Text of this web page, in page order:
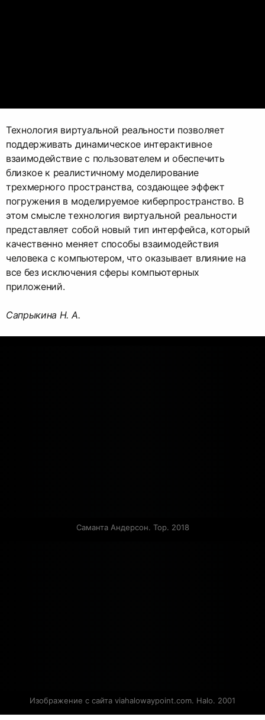
Технология виртуальной реальности позволяет
поддерживать динамическое интерактивное
взаимодействие с пользователем и обеспечить
близкое к реалистичному моделирование
трехмерного пространства, создающее эффект
погружения в моделируемое киберпространство. В
этом смысле технология виртуальной реальности
представляет собой новый тип интерфейса, который
качественно меняет способы взаимодействия
человека с компьютером, что оказывает влияние на
все без исключения сферы компьютерных
приложений.
Сапрыкина Н. А.
Саманта Андерсон. Тор. 2018
Изображение с сайта viahalowaypoint.com. Halo. 2001